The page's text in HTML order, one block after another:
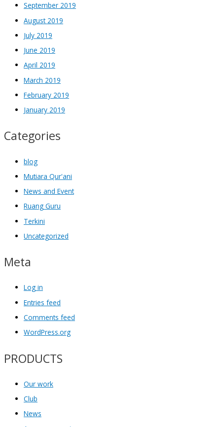
September 2019
August 2019
July 2019
June 2019
April 2019
March 2019
February 2019
January 2019
Categories
blog
Mutiara Qur'ani
News and Event
Ruang Guru
Terkini
Uncategorized
Meta
Log in
Entries feed
Comments feed
WordPress.org
PRODUCTS
Our work
Club
News